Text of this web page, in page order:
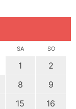
SA SO
1
2
8
9
15
16